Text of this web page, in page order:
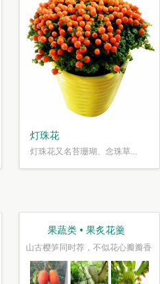
灯珠花
灯珠花又名苔珊瑚、念珠草...
果蔬类 • 果炙花羹
山古樱笋同时荐，不似花心瓣瓣香